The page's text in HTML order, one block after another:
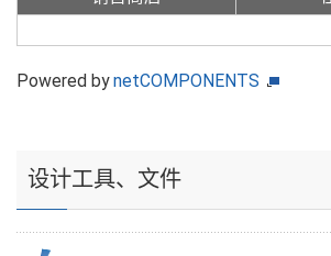
Powered bynetCOMPONENTS
设计工具、文件